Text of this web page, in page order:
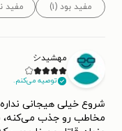
مفید بود (۱) مفید
مهشیدシ
توصیه می‌کنم.
شروع خیلی هیجانی
مخاطب رو جذب می‌کنه،